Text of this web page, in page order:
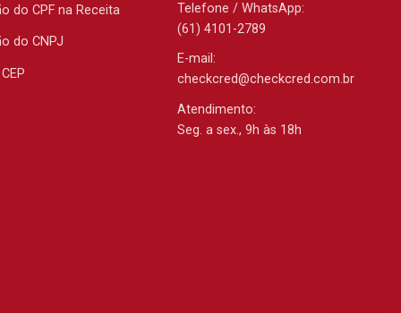
do CPF na Receita
do CNPJ
Telefone / WhatsApp:
(61) 4101-2789
E-mail:
checkcred@checkcred.com.br
Atendimento:
Seg. a sex., 9h às 18h